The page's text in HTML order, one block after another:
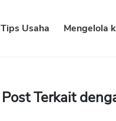
Tips Usaha Mengelola
Post Terkait